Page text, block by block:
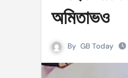
সহিংসতার
শিক্ষকদের
আইসিসি
অমিতাভও
By GB Today